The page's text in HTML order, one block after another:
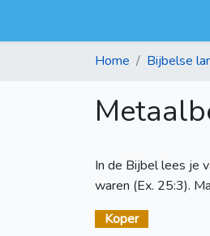
Home Bijbelse
In de Bijbel lees je
waren (Ex. 25:3).
Koper